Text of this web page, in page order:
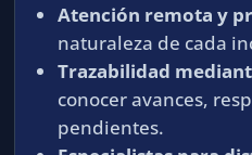
Atención remota y
naturaleza de cada
Trazabilidad
conocer avances,
pendientes.